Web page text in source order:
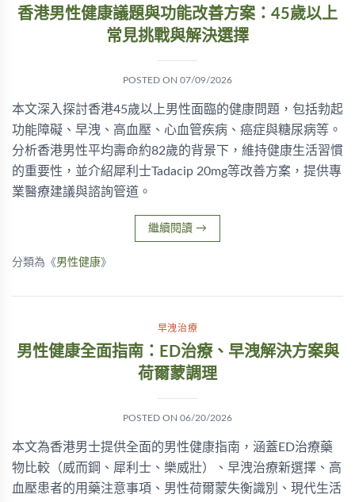
香港男性健康議題與功能改善方案：45歲以上
常見挑戰與解決選擇
POSTED ON 07/09/2026
本文深入探討香港45歲以上男性面臨的健康問題，包括勃起
功能障礙、早洩、高血壓、心血管疾病、癌症與糖尿病等。
分析香港男性平均壽命約82歲的背景下，維持健康生活習慣
的重要性，並介紹犀利士Tadacip 20mg等改善方案，提供專
業醫療建議與諮詢管道。
繼續閱讀 →
分類為《男性健康》
早洩治療
男性健康全面指南：ED治療、早洩解決方案與
荷爾蒙調理
POSTED ON 06/20/2026
本文為香港男士提供全面的男性健康指南，涵蓋ED治療藥
物比較（威而鋼、犀利士、樂威壯）、早洩治療新選擇、高
血壓患者的用藥注意事項、男性荷爾蒙失衡識別、現代生活